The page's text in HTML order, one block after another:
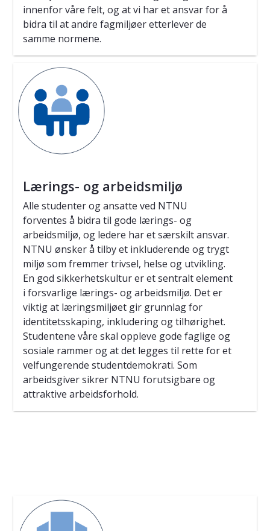
innenfor våre felt, og at vi har et ansvar for å
bidra til at andre fagmiljøer etterlever de
samme normene.
Lærings- og arbeidsmiljø
Alle studenter og ansatte ved NTNU
forventes å bidra til gode lærings- og
arbeidsmiljø, og ledere har et særskilt ansvar.
NTNU ønsker å tilby et inkluderende og trygt
miljø som fremmer trivsel, helse og utvikling.
En god sikkerhetskultur er et sentralt element
i forsvarlige lærings- og arbeidsmiljø. Det er
viktig at læringsmiljøet gir grunnlag for
identitetsskaping, inkludering og tilhørighet.
Studentene våre skal oppleve gode faglige og
sosiale rammer og at det legges til rette for et
velfungerende studentdemokrati. Som
arbeidsgiver sikrer NTNU forutsigbare og
attraktive arbeidsforhold.